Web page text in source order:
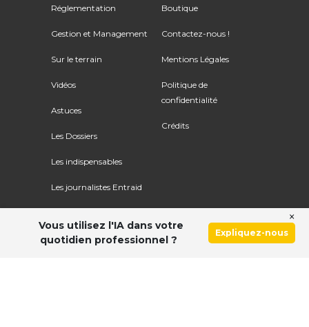
Réglementation
Gestion et Management
Sur le terrain
Vidéos
Astuces
Les Dossiers
Les indispensables
Les journalistes Entraid
Boutique
Contactez-nous !
Mentions Légales
Politique de
confidentialité
Crédits
Vous utilisez l'IA dans votre
quotidien professionnel ?
Expliquez-nous
×